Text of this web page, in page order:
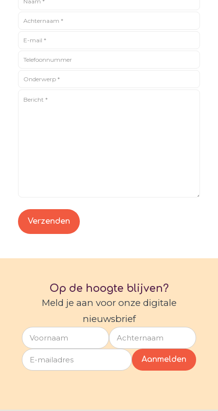
Op de hoogte blijven?
Meld je aan voor onze digitale
nieuwsbrief